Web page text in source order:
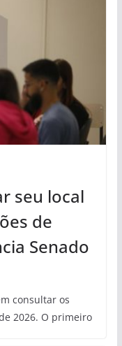
seu local
de
Senado
consultar os
2026. O primeiro